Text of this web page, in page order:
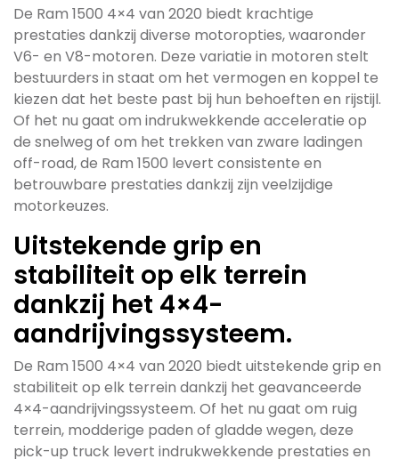
De Ram 1500 4×4 van 2020 biedt krachtige
prestaties dankzij diverse motoropties, waaronder
V6- en V8-motoren. Deze variatie in motoren stelt
bestuurders in staat om het vermogen en koppel te
kiezen dat het beste past bij hun behoeften en rijstijl.
Of het nu gaat om indrukwekkende acceleratie op
de snelweg of om het trekken van zware ladingen
off-road, de Ram 1500 levert consistente en
betrouwbare prestaties dankzij zijn veelzijdige
motorkeuzes.
Uitstekende grip en
stabiliteit op elk terrein
dankzij het 4×4-
aandrijvingssysteem.
De Ram 1500 4×4 van 2020 biedt uitstekende grip en
stabiliteit op elk terrein dankzij het geavanceerde
4×4-aandrijvingssysteem. Of het nu gaat om ruig
terrein, modderige paden of gladde wegen, deze
pick-up truck levert indrukwekkende prestaties en